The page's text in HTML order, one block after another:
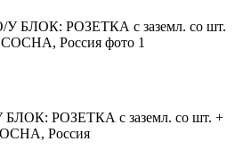
РОЗЕТКА с заземл. со шт. +
Россия